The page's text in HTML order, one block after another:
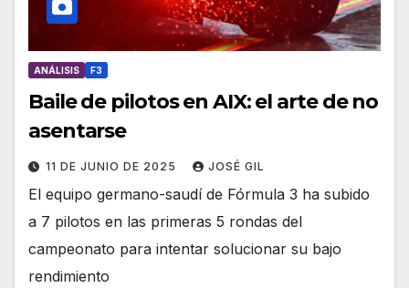
ANÁLISIS F3
Baile de pilotos en AIX: el arte de no
asentarse
11 DE JUNIO DE 2025 JOSÉ GIL
El equipo germano-saudí de Fórmula 3 ha subido
a 7 pilotos en las primeras 5 rondas del
campeonato para intentar solucionar su bajo
rendimiento